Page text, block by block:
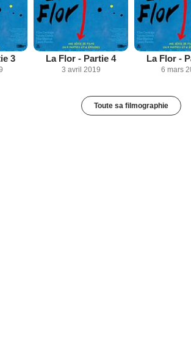
3 La Flor - Partie 4
3 avril 2019
La Flor -
6 mars
Toute sa filmographie